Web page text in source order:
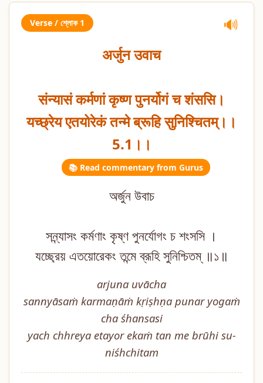
Verse / শ্লোক 1 🔊
अर्जुन उवाच
संन्यासं कर्मणां कृष्ण पुनर्योगं च शंससि।
यच्छ्रेय एतयोरेकं तन्मे ब्रूहि सुनिश्चितम्।।
5.1।।
📚 Read commentary from Gurus
অর্জুন উবাচ
সন্ন্যাসং কর্মণাং কৃষ্ণ পুনর্যোগং চ শংসসি ।
যচ্ছ্রেয় এতয়োরেকং তন্মে ব্রূহি সুনিশ্চিতম্ ॥১॥
arjuna uvācha
sannyāsaṁ karmaṇāṁ kṛiṣhṇa punar yogaṁ
cha śhansasi
yach chhreya etayor ekaṁ tan me brūhi su-
niśhchitam